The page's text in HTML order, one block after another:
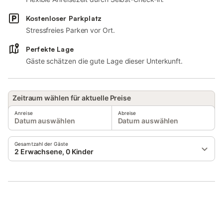
Kostenloser Parkplatz
Stressfreies Parken vor Ort.
Perfekte Lage
Gäste schätzen die gute Lage dieser Unterkunft.
Zeitraum wählen für aktuelle Preise
Anreise
Datum auswählen
Abreise
Datum auswählen
Gesamtzahl der Gäste
2 Erwachsene, 0 Kinder